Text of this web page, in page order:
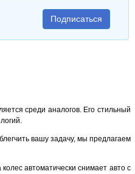
Подписаться
среди аналогов. Его стильный
вашу задачу, мы предлагаем
автоматически снимает авто с